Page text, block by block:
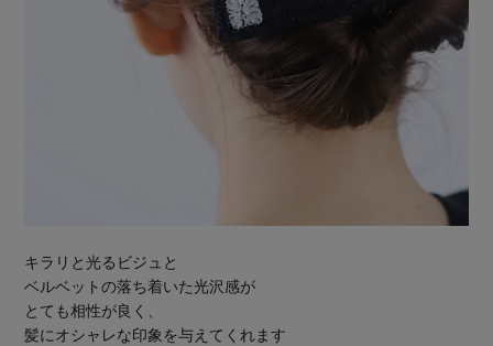
キラリと光るビジュと
ベルベットの落ち着いた光沢感が
とても相性が良く、
髪にオシャレな印象を与えてくれます